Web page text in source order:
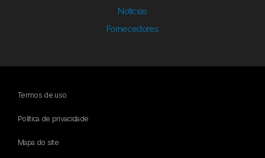
Notícias
Fornecedores
Termos de uso
Política de privacidade
Mapa do site